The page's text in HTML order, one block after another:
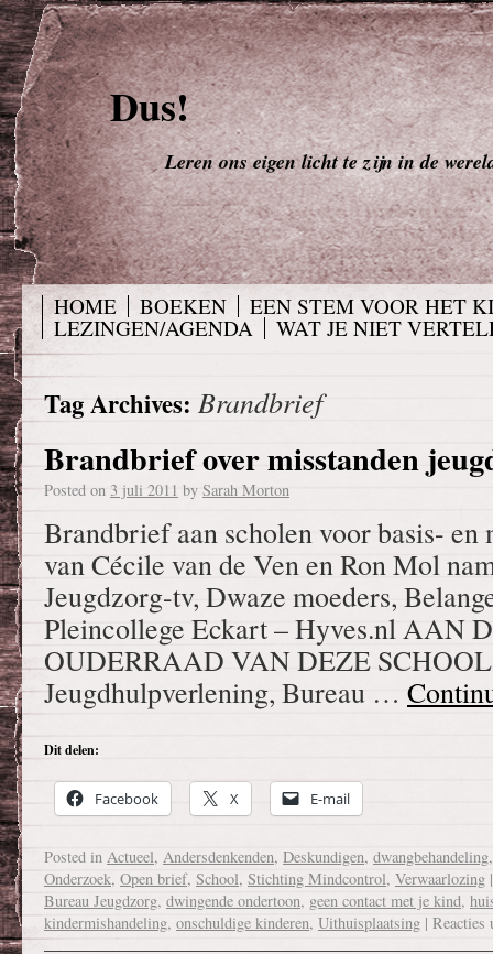
Dus!
Leren ons eigen licht te zijn in de
HOME BOEKEN
EEN STEM VOOR HET
LEZINGEN/AGENDA
WAT JE NIET
Tag Archives: Brandbrief
Brandbrief over misstanden
Posted on 3 juli 2011 by Sarah Morton
Brandbrief aan scholen voor basis-
van Cécile van de Ven en Ron Mol
Jeugdzorg-tv, Dwaze moeders,
Pleincollege Eckart – Hyves.nl AAN
OUDERRAAD VAN DEZE
Jeugdhulpverlening, Bureau …
Dit delen:
Facebook X E-mail
Posted in Actueel, Andersdenkenden, Deskundigen, dwangbehandeling
Onderzoek, Open brief, School, Stichting Mindcontrol, Verwaarlozing |
Bureau Jeugdzorg, dwingende ondertoon, geen contact met je kind,
kindermishandeling, onschuldige kinderen, Uithuisplaatsing | Reacties